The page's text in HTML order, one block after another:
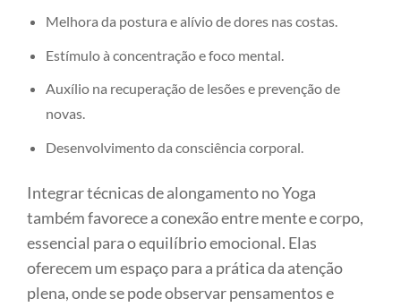
Melhora da postura e alívio de dores nas costas.
Estímulo à concentração e foco mental.
Auxílio na recuperação de lesões e prevenção de
novas.
Desenvolvimento da consciência corporal.
Integrar técnicas de alongamento no Yoga
também favorece a conexão entre mente e corpo,
essencial para o equilíbrio emocional. Elas
oferecem um espaço para a prática da atenção
plena, onde se pode observar pensamentos e